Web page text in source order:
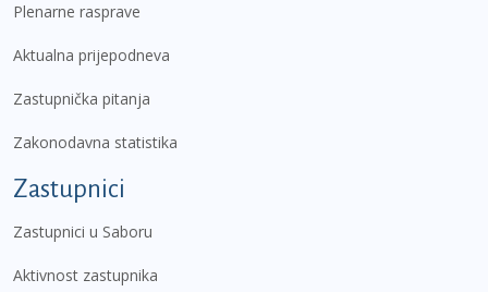
Plenarne rasprave
Aktualna prijepodneva
Zastupnička pitanja
Zakonodavna statistika
Zastupnici
Zastupnici u Saboru
Aktivnost zastupnika